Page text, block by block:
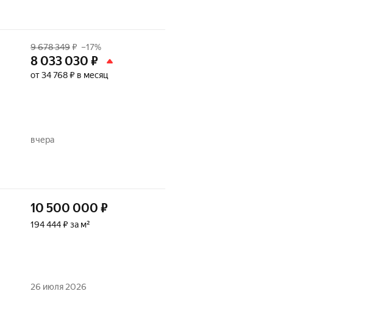
9 678 349₽ –17%
8 033 030 ₽
от 34 768 ₽ в месяц
вчера
10 500 000 ₽
194 444 ₽ за м²
26 июля 2026